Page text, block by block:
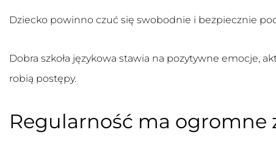
Dziecko powinno czuć się swobodnie i bezpiecznie
Dobra szkoła językowa stawia na pozytywne emocje,
robią postępy.
Regularność ma ogromne